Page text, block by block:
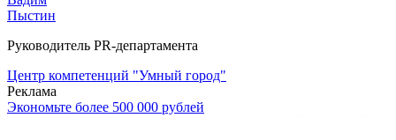
Пыстин
Руководитель PR-департамента
Центр компетенций "Умный город"
Реклама
Экономьте более 500 000 рублей